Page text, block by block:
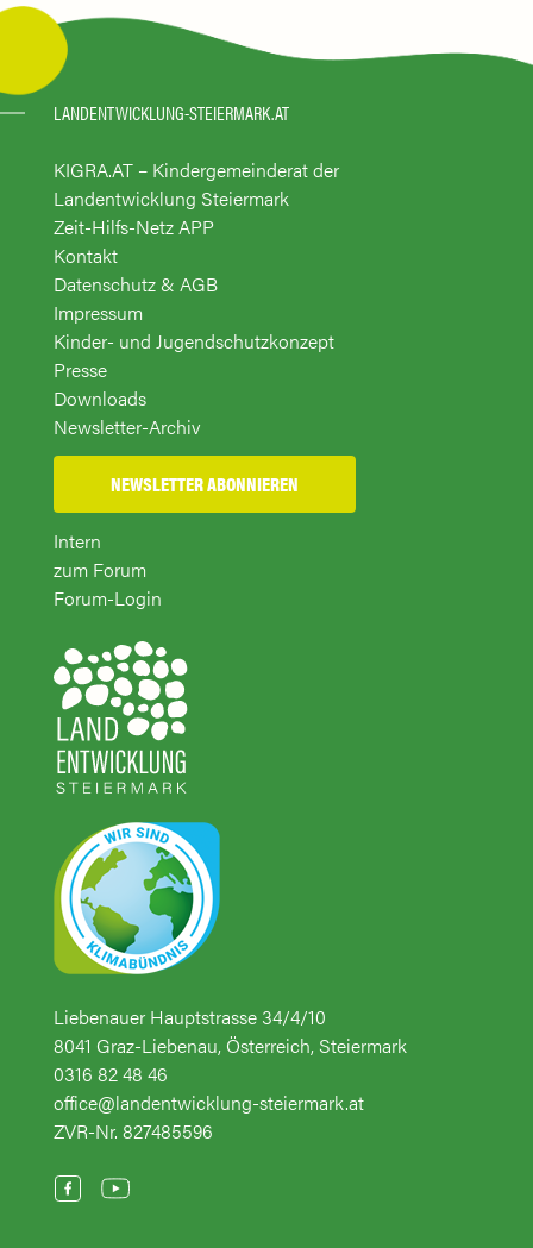
LANDENTWICKLUNG-STEIERMARK.AT
KIGRA.AT – Kindergemeinderat der
Landentwicklung Steiermark
Zeit-Hilfs-Netz APP
Kontakt
Datenschutz & AGB
Impressum
Kinder- und Jugendschutzkonzept
Presse
Downloads
Newsletter-Archiv
NEWSLETTER ABONNIEREN
Intern
zum Forum
Forum-Login
Liebenauer Hauptstrasse 34/4/10
8041 Graz-Liebenau, Österreich, Steiermark
0316 82 48 46
office@landentwicklung-steiermark.at
ZVR-Nr. 827485596